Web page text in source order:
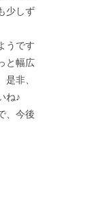
少しず
うです
と幅広
非、
ね♪
、今後